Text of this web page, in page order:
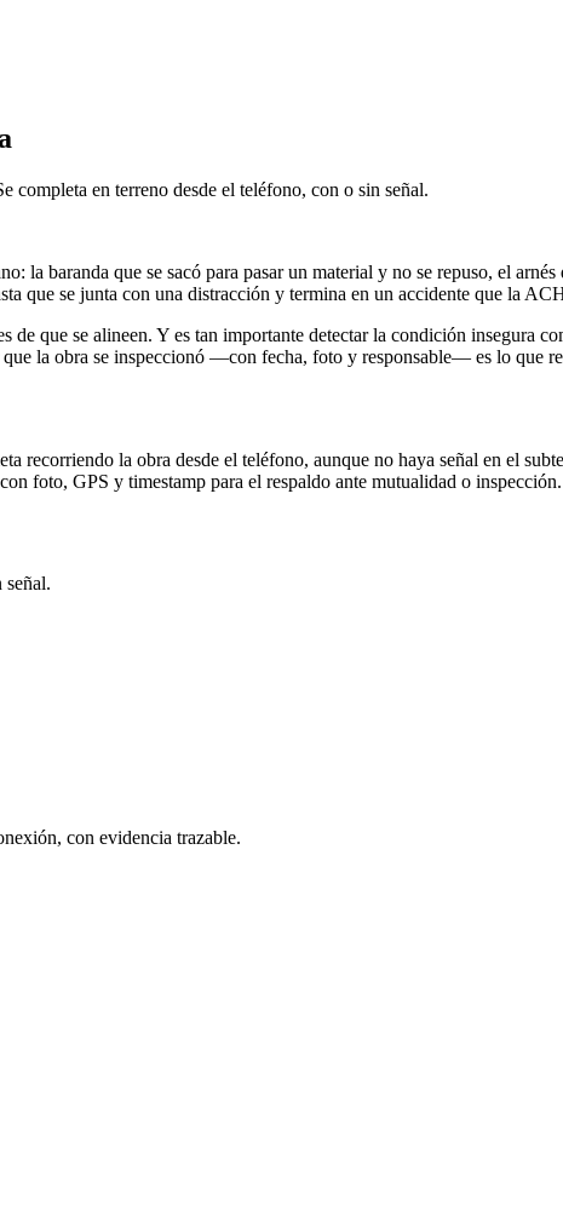
completa en terreno desde el teléfono, con o sin señal.
la baranda que se sacó para pasar un material y no se repuso, el
que se junta con una distracción y termina en un accidente que la
de que se alineen. Y es tan importante detectar la condición insegura
la obra se inspeccionó —con fecha, foto y responsable— es lo que
recorriendo la obra desde el teléfono, aunque no haya señal en el
foto, GPS y timestamp para el respaldo ante mutualidad o inspección.
con evidencia trazable.